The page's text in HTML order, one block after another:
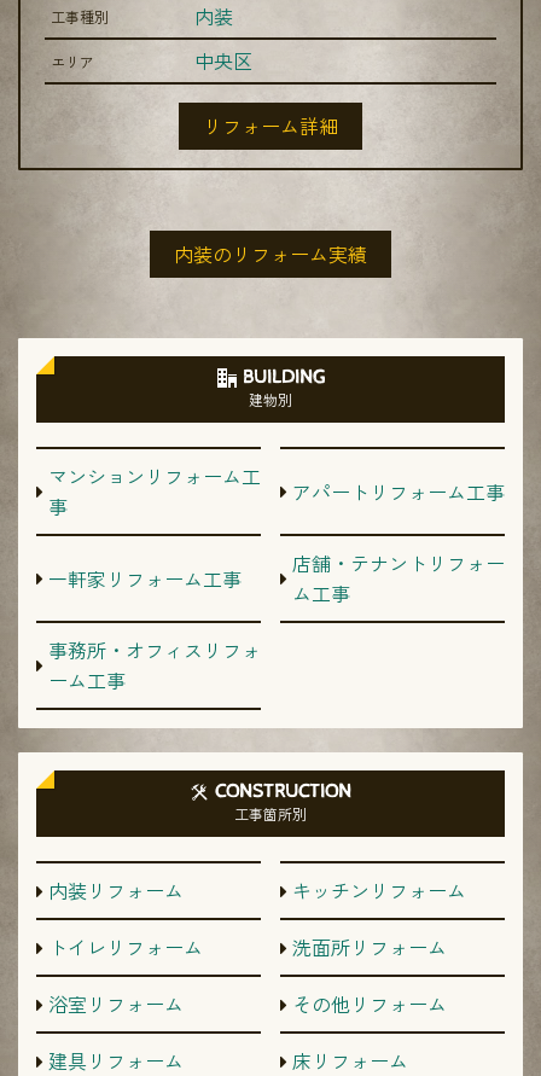
工事種別 内装
エリア 中央区
リフォーム詳細
内装のリフォーム実績
BUILDING
建物別
マンションリフォーム工
事
アパートリフォーム工事
一軒家リフォーム工事
店舗・テナントリフォー
ム工事
事務所・オフィスリフォ
ーム工事
CONSTRUCTION
工事箇所別
内装リフォーム
キッチンリフォーム
トイレリフォーム
洗面所リフォーム
浴室リフォーム
その他リフォーム
建具リフォーム
床リフォーム